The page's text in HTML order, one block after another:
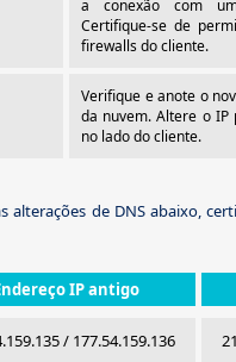
a conexão com
Certifique-se de
firewalls do cliente.
Verifique e anote o
da nuvem. Altere o IP
no lado do cliente.
alterações de DNS abaixo,
IP antigo
/ 177.54.159.136